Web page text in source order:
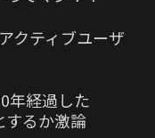
クティブユーザ
年経過した
するか激論